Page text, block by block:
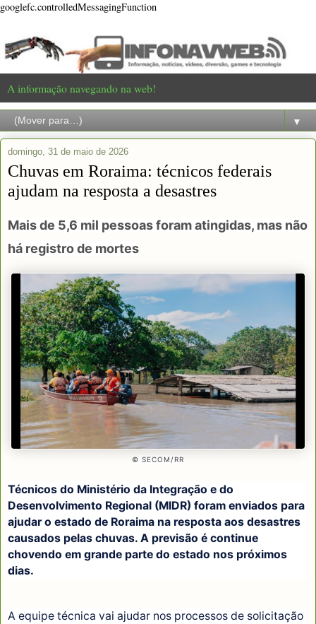
googlefc.controlledMessagingFunction
A informação navegando na web!
▼
domingo, 31 de maio de 2026
Chuvas em Roraima: técnicos federais
ajudam na resposta a desastres
Mais de 5,6 mil pessoas foram atingidas, mas não
há registro de mortes
© SECOM/RR
Técnicos do Ministério da Integração e do
Desenvolvimento Regional (MIDR) foram enviados para
ajudar o estado de Roraima na resposta aos desastres
causados pelas chuvas. A previsão é continue
chovendo em grande parte do estado nos próximos
dias.
A equipe técnica vai ajudar nos processos de solicitação